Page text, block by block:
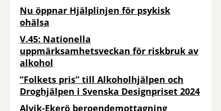
Nu öppnar Hjälplinjen för psykisk
ohälsa
V.45: Nationella
uppmärksamhetsveckan för riskbruk av
alkohol
”Folkets pris” till Alkoholhjälpen och
Droghjälpen i Svenska Designpriset 2024
Alvik-Ekerö beroendemottagning